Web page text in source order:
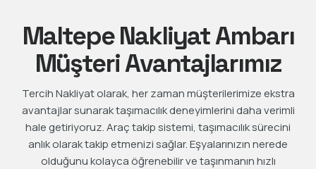
Maltepe Nakliyat Ambarı
Müşteri Avantajlarımız
Tercih Nakliyat olarak, her zaman müşterilerimize ekstra
avantajlar sunarak taşımacılık deneyimlerini daha verimli
hale getiriyoruz. Araç takip sistemi, taşımacılık sürecini
anlık olarak takip etmenizi sağlar. Eşyalarınızın nerede
olduğunu kolayca öğrenebilir ve taşınmanın hızlı